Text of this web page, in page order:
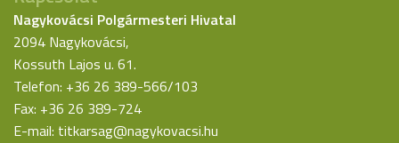
Nagykovácsi Polgármesteri Hivatal
2094 Nagykovácsi,
Kossuth Lajos u. 61.
Telefon: +36 26 389-566/103
Fax: +36 26 389-724
E-mail: titkarsag@nagykovacsi.hu